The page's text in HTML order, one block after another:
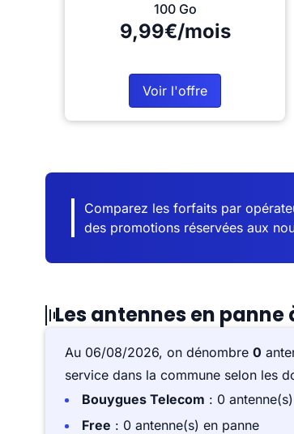
100 Go
9,99€/mois
Voir l'offre
Comparez les forfaits par
des promotions réservées aux
Les antennes en
Au 06/08/2026, on dénombre 0
service dans la commune selon les
Bouygues Telecom : 0
Free : 0 antenne(s) en panne